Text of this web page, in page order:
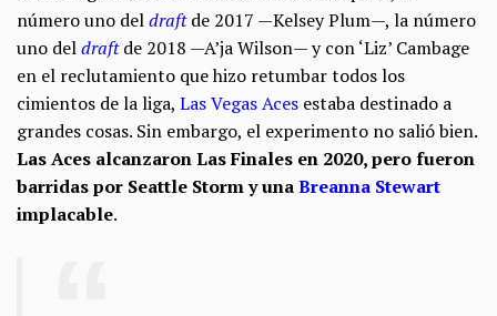
número uno deldraftde 2017 —Kelsey Plum—, la número
uno deldraft de 2018 —A’ja Wilson— y con ‘Liz’ Cambage
en el reclutamiento que hizo retumbar todos los
cimientos de la liga, Las Vegas Aces estaba destinado a
grandes cosas. Sin embargo, el experimento no salió bien.
Las Aces alcanzaron Las Finales en 2020, pero fueron
barridas por Seattle Storm y unaBreanna Stewart
implacable.